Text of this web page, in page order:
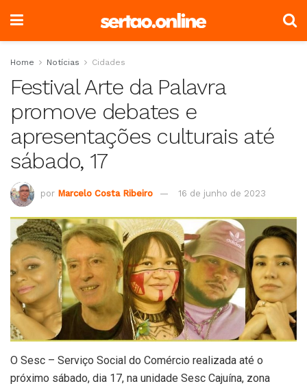
Home Notícias Cidades
Festival Arte da Palavra
promove debates e
apresentações culturais até
sábado, 17
por Marcelo Costa Ribeiro 16 de junho de 2023
O Sesc – Serviço Social do Comércio realizada até o
próximo sábado, dia 17, na unidade Sesc Cajuína, zona